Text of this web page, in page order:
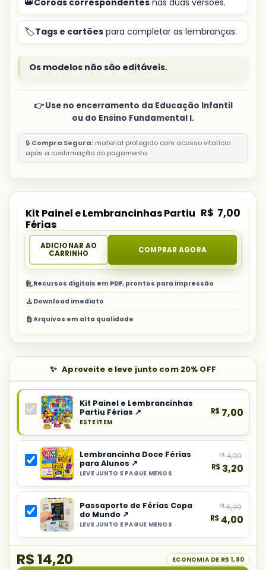
👑Coroas correspondentes nas duas versões.
🏷️Tags e cartões para completar as lembranças.
Os modelos não são editáveis.
👉 Use no encerramento da Educação Infantil
ou do Ensino Fundamental I.
🔒 Compra Segura: material protegido com acesso vitalício
após a confirmação do pagamento.
Kit Painel e Lembrancinhas Partiu
Férias
R$ 7,00
ADICIONAR AO
CARRINHO
COMPRAR AGORA
Recursos digitais em PDF, prontos para impressão
Download imediato
Arquivos em alta qualidade
Aproveite e leve junto com 20% OFF
Produto
principal
do
combo:
Kit
Painel
e
Lembrancinhas
Partiu
Férias
Kit Painel e Lembrancinhas
Partiu Férias ↗
ESTE ITEM
R$ 7,00
Selecionar
item
do
combo:
Lembrancinha
Doce
Férias
Lembrancinha Doce Férias
para Alunos ↗
LEVE JUNTO E PAGUE MENOS
R$4,00
R$ 3,20
Selecionar
item
do
Passaporte de Férias Copa
do Mundo ↗
LEVE JUNTO E PAGUE MENOS
R$5,00
R$ 4,00
R$ 14,20 ECONOMIA DE R$ 1,80